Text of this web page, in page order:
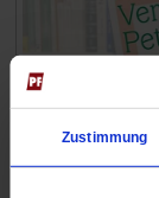
Zustimmung